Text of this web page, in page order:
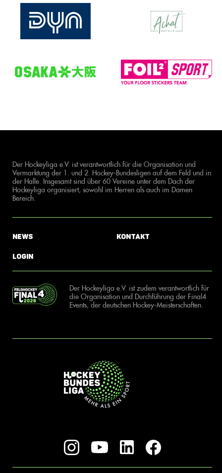
Der Hockeyliga e.V. ist verantwortlich für die Organisation und
Vermarktung der 1. und 2. Hockey-Bundesligen auf dem Feld und in
der Halle. Insgesamt sind über 60 Vereine unter dem Dach der
Hockeyliga organisiert, sowohl im Herren als auch im Damen
Bereich.
News
Login
Kontakt
Der Hockeyliga e.V. ist zudem verantwortlich für
die Organisation und Durchführung der Final4
Events, der deutschen Hockey-Meisterschaften.